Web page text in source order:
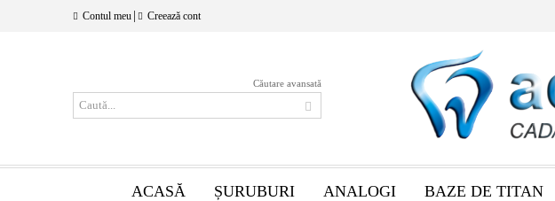
Contul meu Creează cont
Căutare avansată
ACASĂ ȘURUBURI ANALOGI BAZE DE TITAN